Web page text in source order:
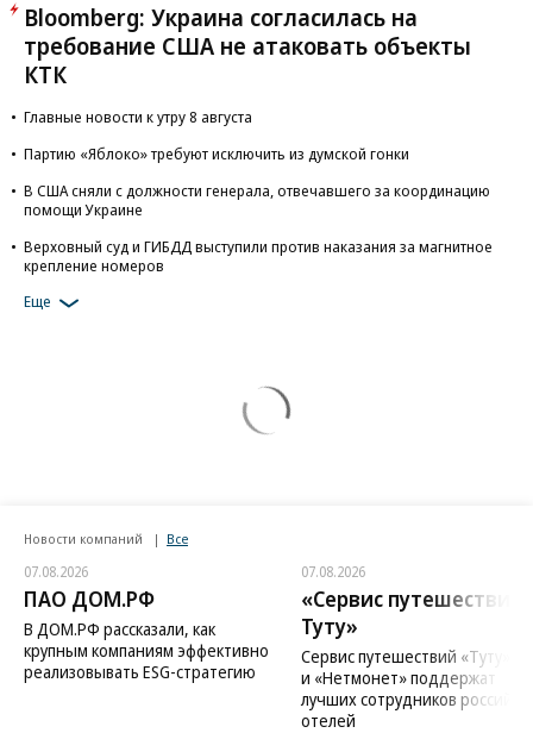
Bloomberg: Украина согласилась на
требование США не атаковать объекты
КТК
Главные новости к утру 8 августа
Партию «Яблоко» требуют исключить из думской гонки
В США сняли с должности генерала, отвечавшего за координацию
помощи Украине
Верховный суд и ГИБДД выступили против наказания за магнитное
крепление номеров
Еще
Новости компаний Все
07.08.2026
ПАО ДОМ.РФ
В ДОМ.РФ рассказали, как
крупным компаниям эффективно
реализовывать ESG-стратегию
07.08.2026
«Сервис путешествий
Туту»
Сервис путешествий «Туту»
и «Нетмонет» поддержат
лучших сотрудников
отелей